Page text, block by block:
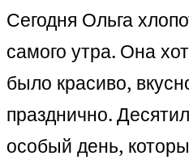
Сегодня Ольга
самого утра. Она
было красиво,
празднично.
особый день,